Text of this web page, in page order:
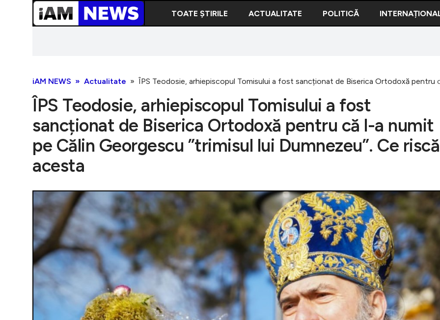
TOATE ȘTIRILE ACTUALITATE POLITICĂ
iAM NEWS Actualitate ÎPS Teodosie, arhiepiscopul Tomisului a fost sancționat de Biserica Ortodoxă pentru
ÎPS Teodosie, arhiepiscopul Tomisului a fost
sancționat de Biserica Ortodoxă pentru că l-a numit
pe Călin Georgescu ”trimisul lui Dumnezeu”. Ce riscă
acesta